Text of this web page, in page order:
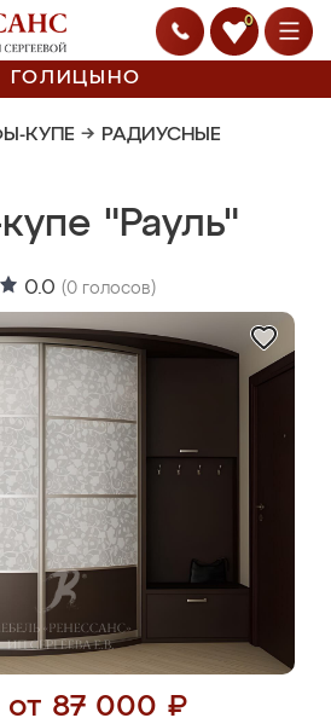
0
ГОЛИЦЫНО
КУПЕ → РАДИУСНЫЕ
"Рауль"
0.0 (0 голосов)
от 87 000 ₽